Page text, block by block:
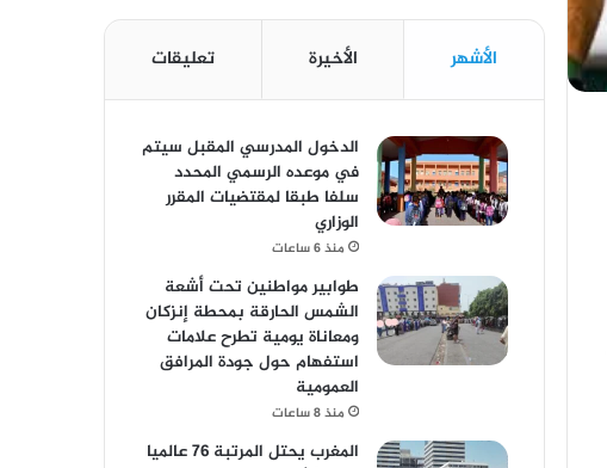
الأشهر الأخيرة تعليقات
الدخول المدرسي المقبل سیتم
في موعده الرسمي المحدد
سلفا طبقا لمقتضیات المقرر
الوزاري
منذ 6 ساعات
طوابير مواطنين تحت أشعة
الشمس الحارقة بمحطة إنزكان
ومعاناة يومية تطرح علامات
استفهام حول جودة المرافق
العمومية
منذ 8 ساعات
المغرب يحتل المرتبة 76 عالميا